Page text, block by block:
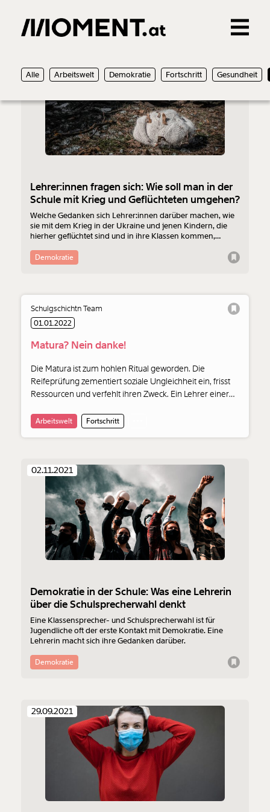
0Treffer 0Artikel
Alle Arbeitswelt Demokratie Fortschritt Gesundheit
29.03.2022
Lehrer:innen fragen sich: Wie soll man in der
Schule mit Krieg und Geflüchteten umgehen?
Welche Gedanken sich Lehrer:innen darüber machen, wie
sie mit dem Krieg in der Ukraine und jenen Kindern, die
hierher geflüchtet sind und in ihre Klassen kommen,
Demokratie
Schulgschichtn Team
01.01.2022
Matura? Nein danke!
Die Matura ist zum hohlen Ritual geworden. Die
Reifeprüfung zementiert soziale Ungleichheit ein, frisst
Ressourcen und verfehlt ihren Zweck. Ein Lehrer einer
Arbeitswelt Fortschritt
02.11.2021
Demokratie in der Schule: Was eine Lehrerin
über die Schulsprecherwahl denkt
Eine Klassensprecher- und Schulsprecherwahl ist für
Jugendliche oft der erste Kontakt mit Demokratie. Eine
Lehrerin macht sich ihre Gedanken darüber.
Demokratie
29.09.2021